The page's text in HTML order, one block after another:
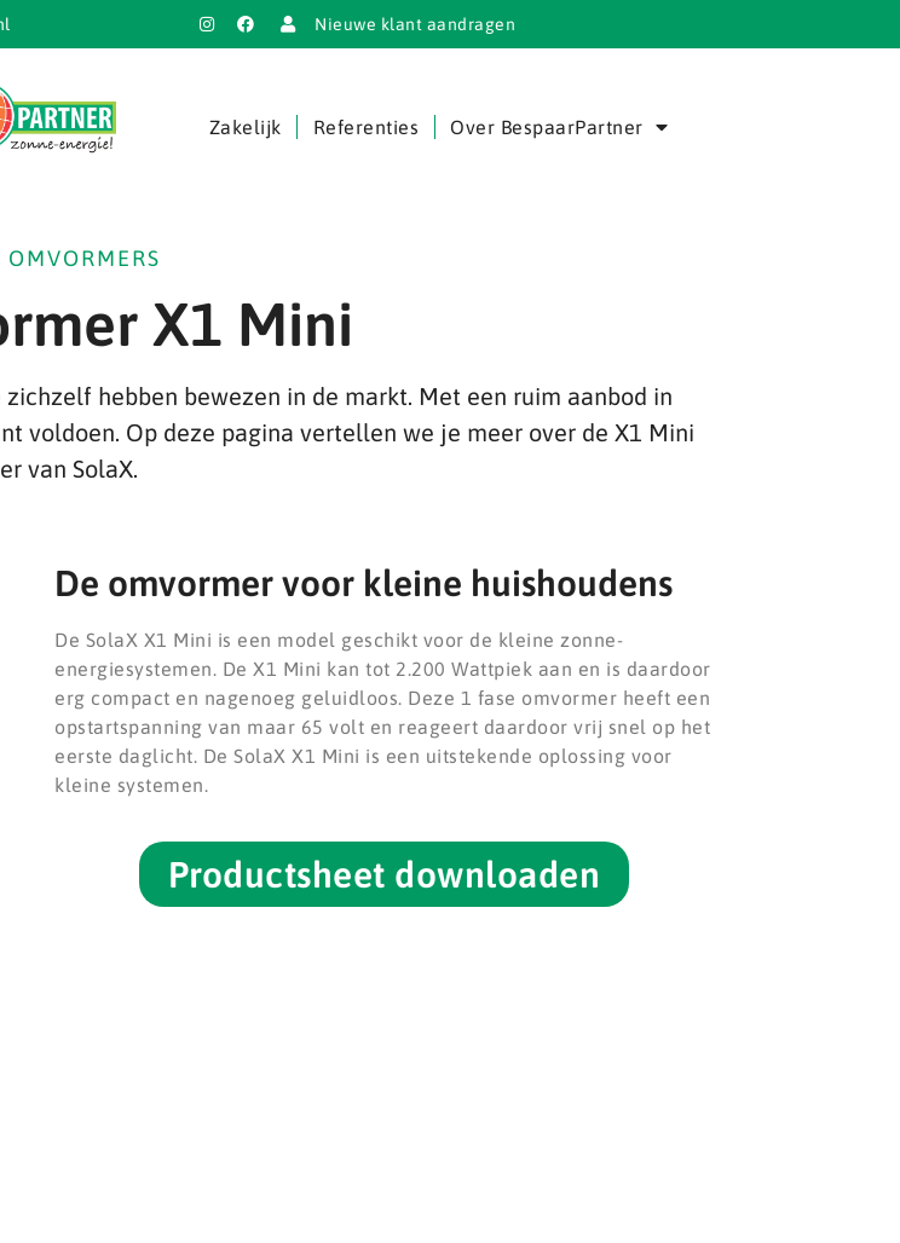
Nieuwe klant aandragen
Zakelijk Referenties Over BespaarPartner
OMVORMERS
X1 Mini
hebben bewezen in de markt. Met een ruim aanbod in
voldoen. Op deze pagina vertellen we je meer over de X1 Mini
van SolaX.
De omvormer voor kleine huishoudens
De SolaX X1 Mini is een model geschikt voor de kleine zonne-
energiesystemen. De X1 Mini kan tot 2.200 Wattpiek aan en is daardoor
erg compact en nagenoeg geluidloos. Deze 1 fase omvormer heeft een
opstartspanning van maar 65 volt en reageert daardoor vrij snel op het
eerste daglicht. De SolaX X1 Mini is een uitstekende oplossing voor
kleine systemen.
Productsheet downloaden